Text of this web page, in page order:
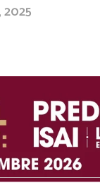
2025